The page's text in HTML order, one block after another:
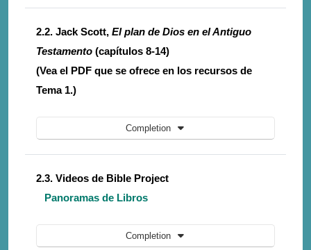
Completion
2.2. Jack Scott, El plan de Dios en el Antiguo
Testamento (capítulos 8-14)
(Vea el PDF que se ofrece en los recursos de
Tema 1.)
Completion
2.3. Videos de Bible Project
Panoramas de Libros